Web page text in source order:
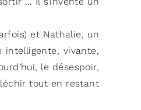
et Nathalie, un
intelligente, vivante,
le désespoir,
tout en restant